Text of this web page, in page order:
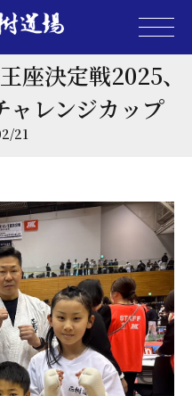
座決定戦2025、
ャレンジカップ
21